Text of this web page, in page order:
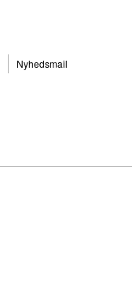
Nyhedsmail